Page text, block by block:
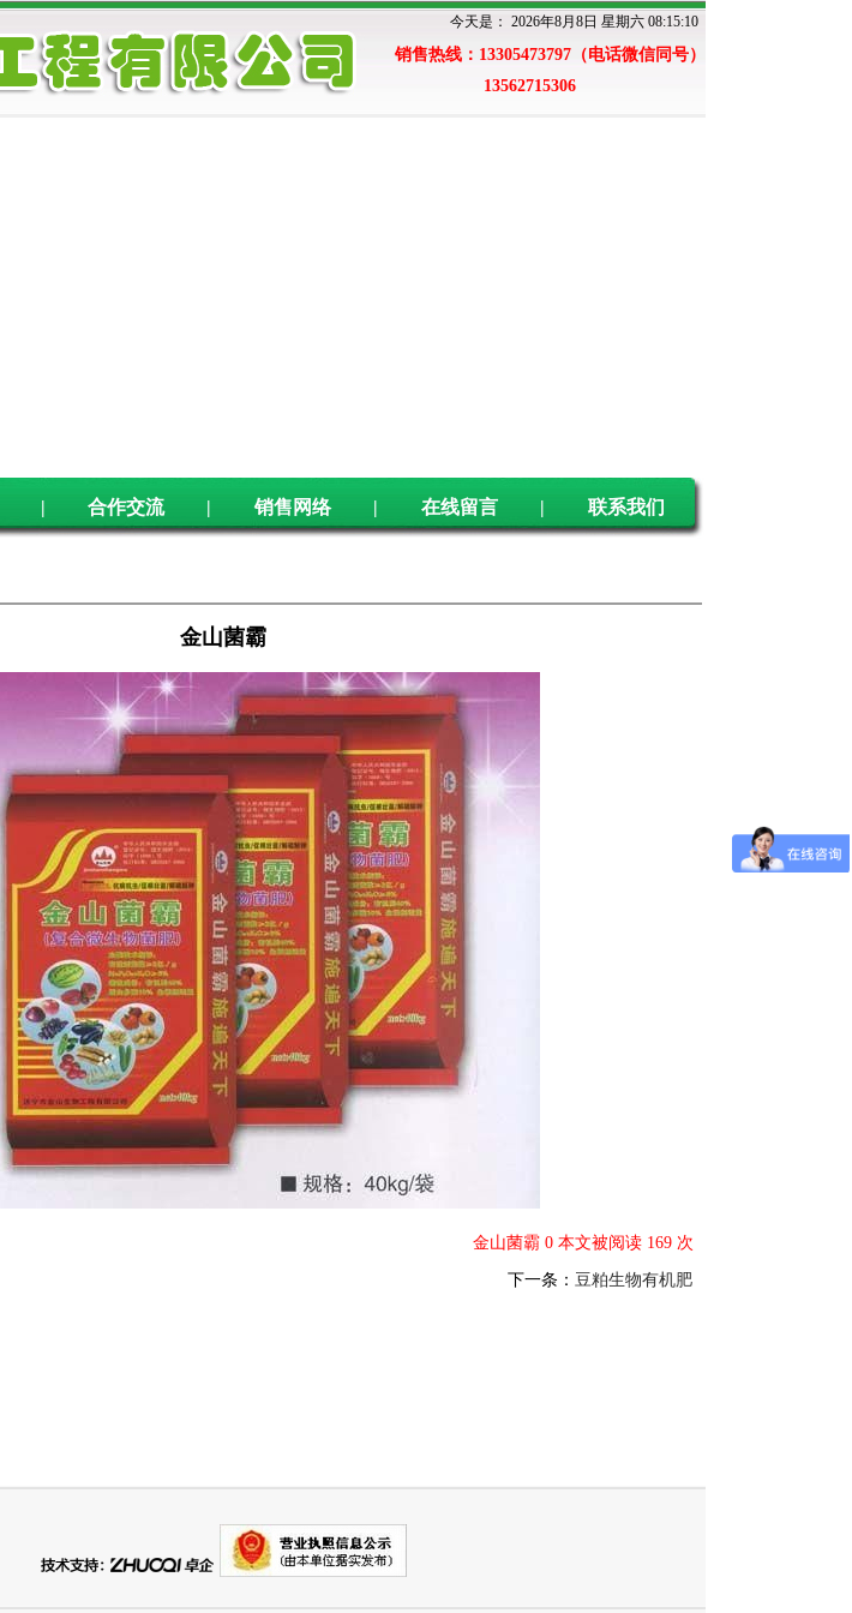
今天是： 2026年8月8日 星期六 08:15:11
销售热线：13305473797（电话微信同号）
13562715306
| 合作交流 | 销售网络 | 在线留言 | 联系我们
金山菌霸
金山菌霸 0 本文被阅读 169 次
下一条： 豆粕生物有机肥